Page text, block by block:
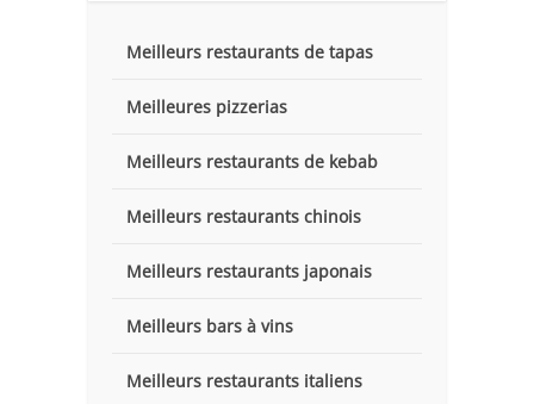
Meilleurs restaurants de tapas
Meilleures pizzerias
Meilleurs restaurants de kebab
Meilleurs restaurants chinois
Meilleurs restaurants japonais
Meilleurs bars à vins
Meilleurs restaurants italiens